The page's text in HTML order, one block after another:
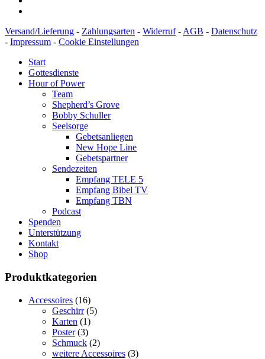
Versand/Lieferung - Zahlungsarten - Widerruf- AGB - Datenschutz
- Impressum - Cookie Einstellungen
Start
Gottesdienste
Hour of Power
Team
Shepherd’s Grove
Bobby Schuller
Seelsorge
Gebetsanliegen
New Hope Line
Gebetspartner
Sendezeiten
Empfang TELE 5
Empfang Bibel TV
Empfang TBN
Podcast
Spenden
Unterstützung
Kontakt
Shop
Produktkategorien
Accessoires (16)
Geschirr (5)
Karten (1)
Poster (3)
Schmuck (2)
weitere Accessoires (3)